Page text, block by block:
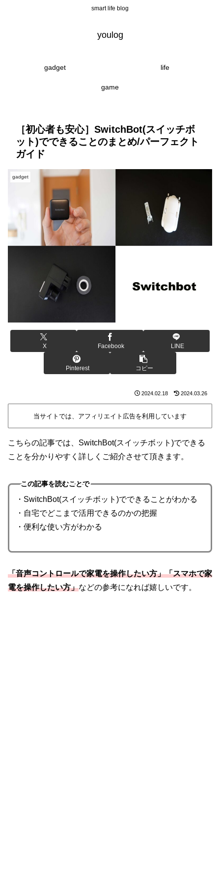
smart life blog
youlog
gadget life
game
［初心者も安心］SwitchBot(スイッチボ
ット)でできることのまとめ/パーフェクト
ガイド
gadget
X Facebook LINE
Pinterest コピー
2024.02.18 2024.03.26
当サイトでは、アフィリエイト広告を利用しています
こちらの記事では、SwitchBot(スイッチボット)でできる
ことを分かりやすく詳しくご紹介させて頂きます。
この記事を読むことで
・SwitchBot(スイッチボット)でできることがわかる
・自宅でどこまで活用できるのかの把握
・便利な使い方がわかる
「音声コントロールで家電を操作したい方」「スマホで家
電を操作したい方」などの参考になれば嬉しいです。